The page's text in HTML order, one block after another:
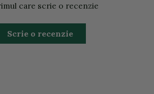
care scrie o recenzie
Scrie o recenzie